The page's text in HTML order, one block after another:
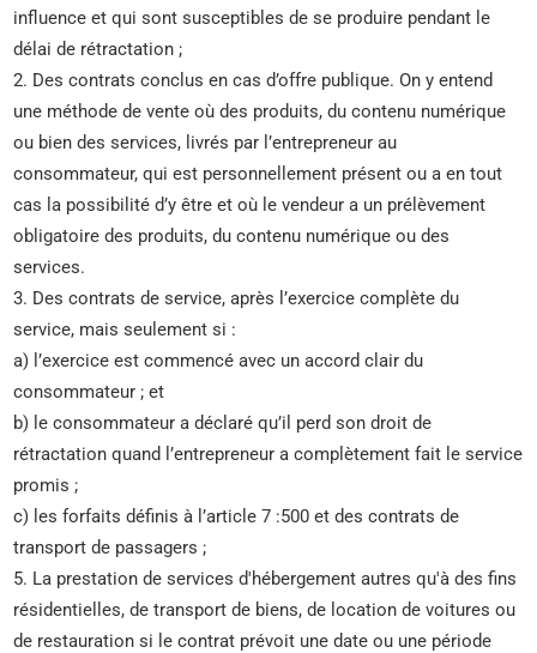
influence et qui sont susceptibles de se produire pendant le
délai de rétractation ;
2. Des contrats conclus en cas d’offre publique. On y entend
une méthode de vente où des produits, du contenu numérique
ou bien des services, livrés par l’entrepreneur au
consommateur, qui est personnellement présent ou a en tout
cas la possibilité d’y être et où le vendeur a un prélèvement
obligatoire des produits, du contenu numérique ou des
services.
3. Des contrats de service, après l’exercice complète du
service, mais seulement si :
a) l’exercice est commencé avec un accord clair du
consommateur ; et
b) le consommateur a déclaré qu’il perd son droit de
rétractation quand l’entrepreneur a complètement fait le service
promis ;
c) les forfaits définis à l’article 7 :500 et des contrats de
transport de passagers ;
5. La prestation de services d'hébergement autres qu'à des fins
résidentielles, de transport de biens, de location de voitures ou
de restauration si le contrat prévoit une date ou une période